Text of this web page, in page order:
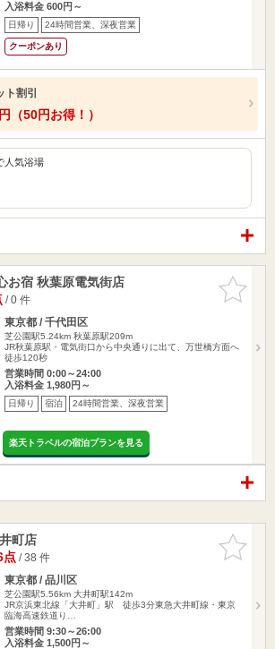
入浴料金 600円～
日帰り 24時間営業、深夜営業
クーポンあり
ト割引
（50円お得！）
人気浴場
お気に入
りに追加
お宿 秋葉原電気街店
/ 0 件
東京都 / 千代田区
芝公園駅5.24km 秋葉原駅209m
JR秋葉原駅・電気街口から中央通りに出て、万世橋方面へ
徒歩120秒
営業時間 0:00～24:00
入浴料金 1,980円～
日帰り 宿泊 24時間営業、深夜営業
楽天トラベルの宿泊プランを見る
お気に入
りに追加
町店
点/ 38 件
東京都 / 品川区
芝公園駅5.56km 大井町駅142m
JR京浜東北線「大井町」駅 徒歩3分東急大井町線・東京
臨海高速鉄道り…
営業時間 9:30～26:00
入浴料金 1,500円～